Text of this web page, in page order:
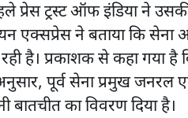
प्रेस ट्रस्ट ऑफ इंडिया ने
एक्सप्रेस ने बताया कि
है। प्रकाशक से कहा गया
पूर्व सेना प्रमुख जनरल
बातचीत का विवरण दिया है।